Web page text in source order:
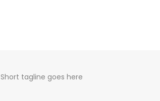
Short tagline goes here